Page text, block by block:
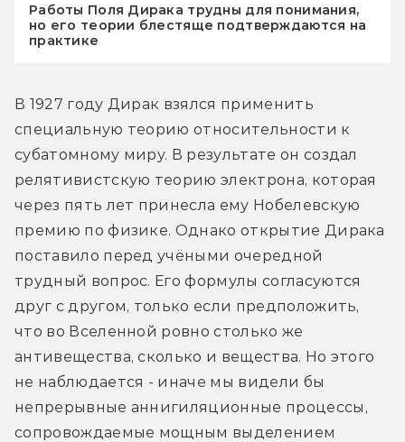
Работы Поля Дирака трудны для понимания,
но его теории блестяще подтверждаются на
практике
В 1927 году Дирак взялся применить
специальную теорию относительности к
субатомному миру. В результате он создал
релятивистскую теорию электрона, которая
через пять лет принесла ему Нобелевскую
премию по физике. Однако открытие Дирака
поставило перед учёными очередной
трудный вопрос. Его формулы согласуются
друг с другом, только если предположить,
что во Вселенной ровно столько же
антивещества, сколько и вещества. Но этого
не наблюдается - иначе мы видели бы
непрерывные аннигиляционные процессы,
сопровождаемые мощным выделением